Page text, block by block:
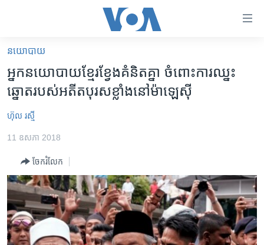
គេហទំព័រ​
ទាក់ទង
រំលង​
និង​
ចូល​
ទំព័រ​
ម្តង
រំលង​
និង​
ចូល​
ទៅ​
អន្តរជាតិ
កម្ពុជាច្នៃប្រតិដ្ឋ
ព្រឹត្តិការណ៍ព័ត៌មាន
ទូរទស្សន៍ / វីដេអូ​
វិទ្យុ / ផតខាសថ៍
នយោបាយ
អ្នកនយោបាយ​ខ្មែរ​ខ្វែង​គំនិត​គ្នា ចំពោះ​ការឈ្នះ​
ឆ្នោត​របស់​អតីត​បុរស​ខ្លាំង​នៅ​ម៉ាឡេស៊ី
ហ៊ុល រស្មី
11 ឧសភា 2018
ចែករំលែក